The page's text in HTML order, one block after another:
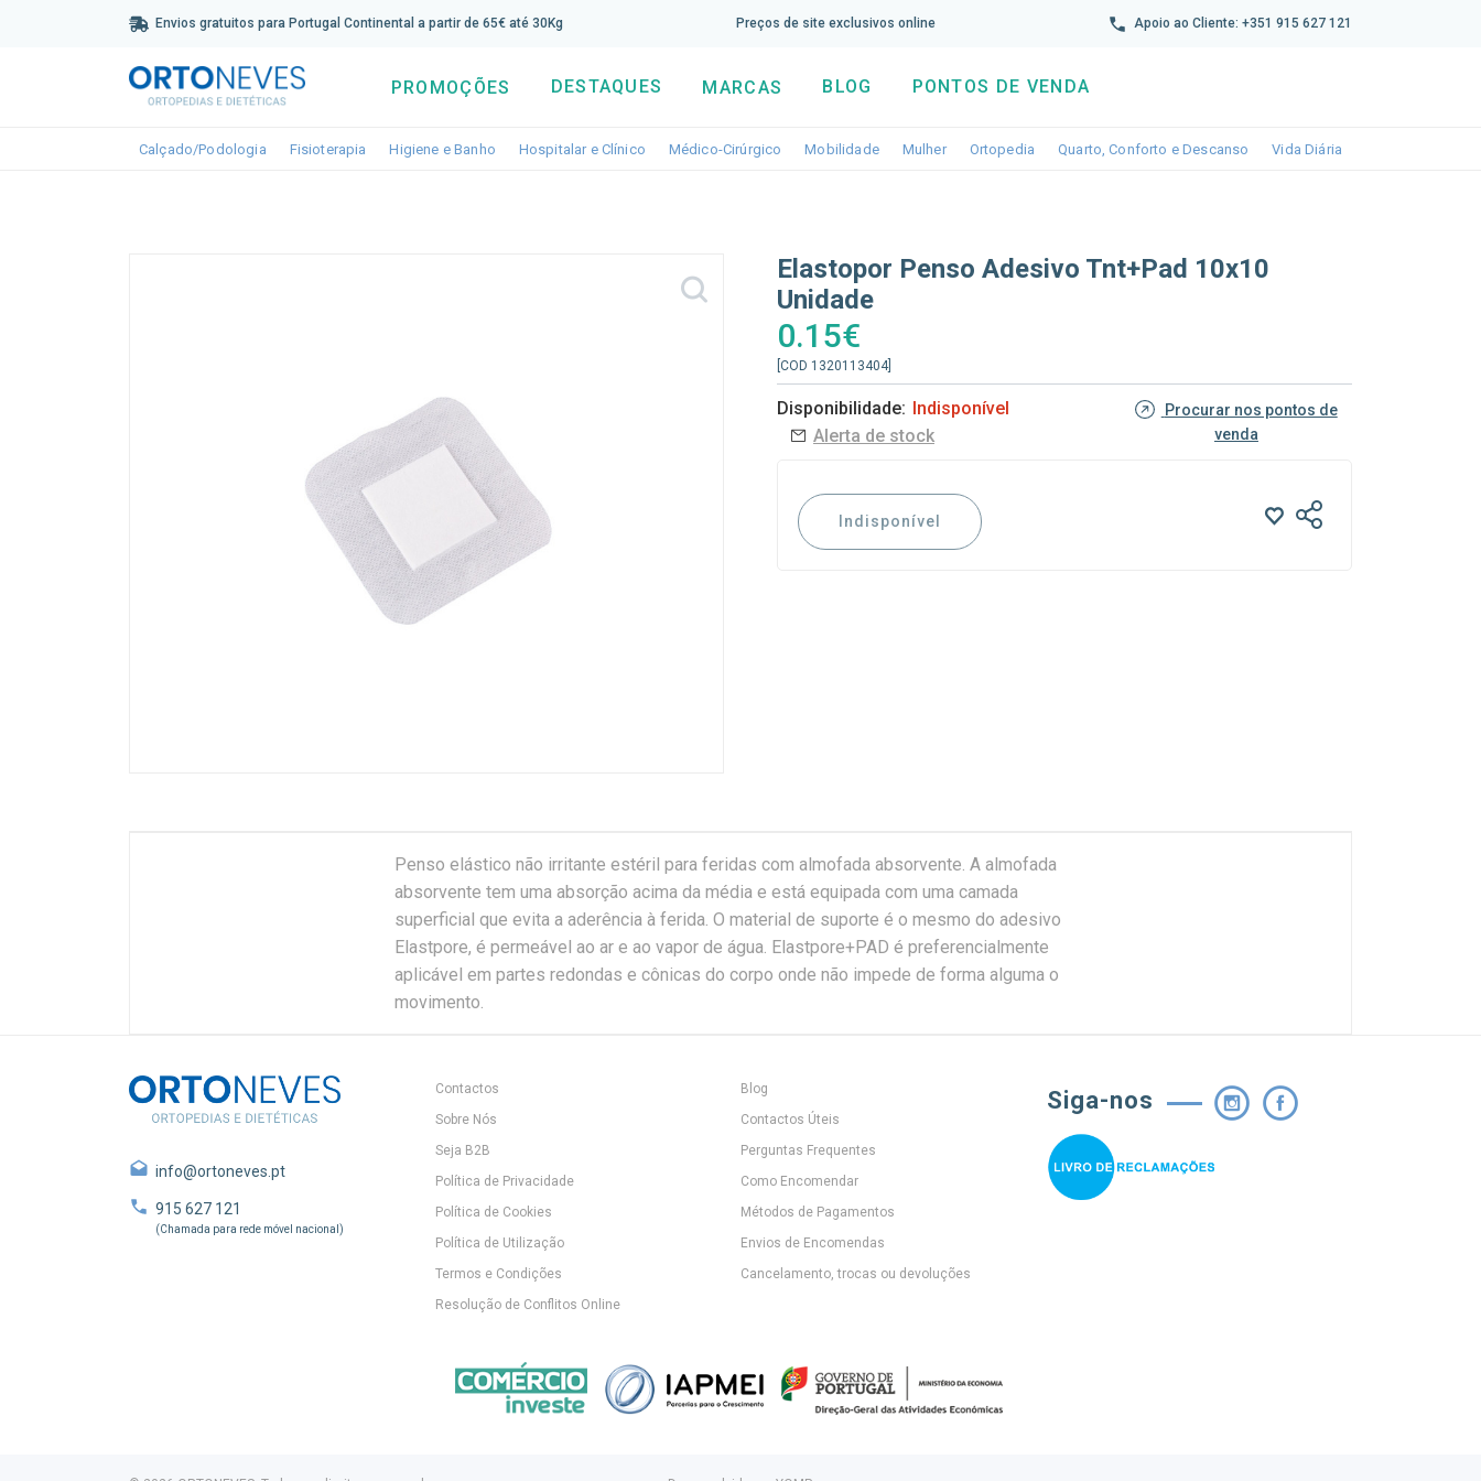
Envios gratuitos para Portugal Continental a partir de 65€ até 30Kg Preços de site exclusivos online Apoio ao Cliente: +351 915 627 121
PROMOÇÕES DESTAQUES MARCAS BLOG PONTOS DE VENDA
Calçado/Podologia Toggle dropdown
Fisioterapia Toggle dropdown
Higiene e Banho Toggle dropdown
Hospitalar e Clínico Toggle dropdown
Médico-Cirúrgico Toggle dropdown
Mobilidade Toggle dropdown
Mulher Toggle dropdown
Ortopedia Toggle dropdown
Quarto, Conforto e Descanso Toggle dropdown
Vida Diária
Subscreva aqui a nossa newsletter e tenha 5% de desconto direto
Elastopor Penso Adesivo Tnt+pad 10x10
Unidade
0.15€
[COD 1320113404]
Disponibilidade:
Indisponível
Alerta de stock
venda
Indisponível
Penso elástico não irritante estéril para feridas com almofada absorvente. A almofada
absorvente tem uma absorção acima da média e está equipada com uma camada
superficial que evita a aderência à ferida. O material de suporte é o mesmo do adesivo
Elastpore, é permeável ao ar e ao vapor de água. Elastpore+PAD é preferencialmente
aplicável em partes redondas e cônicas do corpo onde não impede de forma alguma o
movimento.
info@ortoneves.pt
915 627 121
(Chamada para rede móvel nacional)
Contactos
Sobre Nós
Seja B2B
Política de Privacidade
Política de Cookies
Política de Utilização
Termos e Condições
Resolução de Conflitos Online
Blog
Contactos Úteis
Perguntas Frequentes
Como Encomendar
Métodos de Pagamentos
Envios de Encomendas
Cancelamento, trocas ou devoluções
Siga-nos